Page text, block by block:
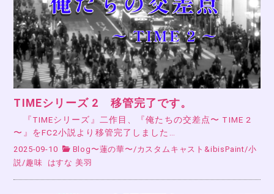
TIMEシリーズ 2 移管完了です。
『TIMEシリーズ』二作目、『俺たちの交差点〜 TIME 2
〜』をFC2小説より移管完了しました…
2025-09-10 Blog〜蓮の華〜/カスタムキャスト&ibisPaint/小
説/趣味 はすな 美羽